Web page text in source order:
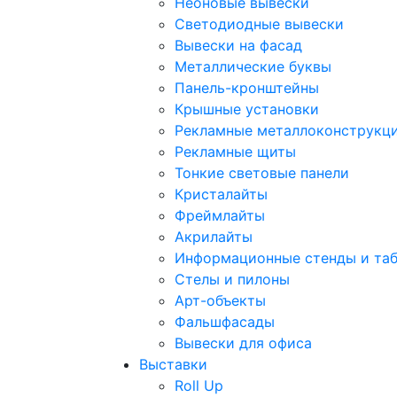
Светодиодные вывески
Вывески на фасад
Металлические буквы
Панель-кронштейны
Крышные установки
Рекламные
Рекламные щиты
Тонкие световые панели
Кристалайты
Фреймлайты
Акрилайты
Информационные стенды и
Стелы и пилоны
Арт-объекты
Фальшфасады
Вывески для офиса
Выставки
Roll Up